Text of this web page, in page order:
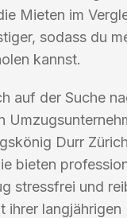
Mieten im
sodass du
kannst.
auf der Suche
Durr
bieten
stressfrei und
ihrer langjährigen